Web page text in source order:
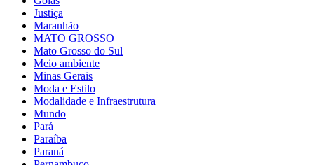
Justiça
Maranhão
MATO GROSSO
Mato Grosso do Sul
Meio ambiente
Minas Gerais
Moda e Estilo
Modalidade e Infraestrutura
Mundo
Pará
Paraíba
Paraná